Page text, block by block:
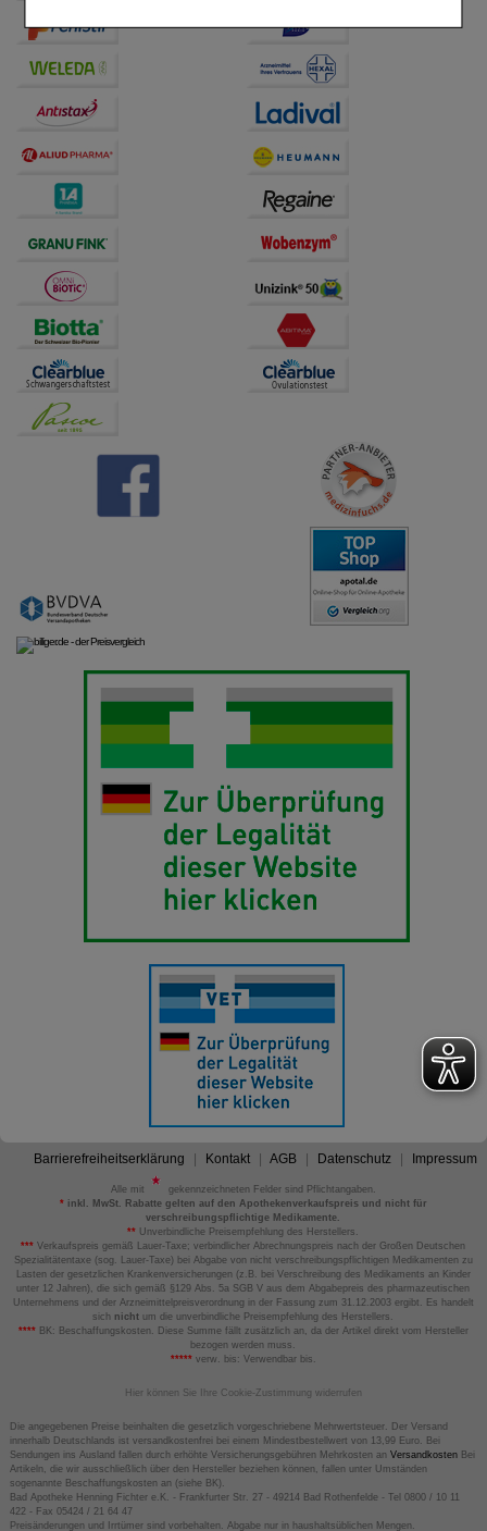
Einkaufserlebnis noch ansprechender zu gestalten,
Besuchers oder unsere Seite an bevorzugte
Verhaltensweisen (z.B. Spracheinstellung)
anzupassen. Komfort-Cookies ermöglichen es uns
auch auf Ihre Bedürfnisse zugeschrittene Inhalte
anzuzeigen und unser Partnerprogramm zu
betreiben.
Statistik & Tracking:
Hierüber lassen sich
unserer Website sammeln, mit deren Hilfe wir unsere
auf unserer Website aber auch die Werbung auf
Drittseiten möglichst relevant für Sie zu gestalten.
Bitte beachten Sie, dass Daten hierfür teilweise an
Dritte wie z.B. Google oder soziale Medien
übertragen werden.
Barrierefreiheitserklärung Kontakt AGB Datenschutz Impressum
Alle mit
gekennzeichneten Felder sind Pflichtangaben.
*inkl. MwSt. Rabatte gelten auf den Apothekenverkaufspreis und nicht für
verschreibungspflichtige Medikamente.
** Unverbindliche Preisempfehlung des Herstellers.
*** Verkaufspreis gemäß Lauer-Taxe; verbindlicher Abrechnungspreis nach der Großen Deutschen
Spezialitätentaxe (sog. Lauer-Taxe) bei Abgabe von nicht verschreibungspflichtigen Medikamenten zu
Lasten der gesetzlichen Krankenversicherungen (z.B. bei Verschreibung des Medikaments an Kinder
unter 12 Jahren), die sich gemäß §129 Abs. 5a SGB V aus dem Abgabepreis des pharmazeutischen
Unternehmens und der Arzneimittelpreisverordnung in der Fassung zum 31.12.2003 ergibt. Es handelt
sich nicht um die unverbindliche Preisempfehlung des Herstellers.
****BK: Beschaffungskosten. Diese Summe fällt zusätzlich an, da der Artikel direkt vom Hersteller
bezogen werden muss.
*****verw. bis: Verwendbar bis.
Hier können Sie Ihre Cookie-Zustimmung widerrufen
Die angegebenen Preise beinhalten die gesetzlich vorgeschriebene Mehrwertsteuer. Der Versand
innerhalb Deutschlands ist versandkostenfrei bei einem Mindestbestellwert von 13,99 Euro. Bei
Sendungen ins Ausland fallen durch erhöhte Versicherungsgebühren Mehrkosten an VersandkostenBei
Artikeln, die wir ausschließlich über den Hersteller beziehen können, fallen unter Umständen
sogenannte Beschaffungskosten an (siehe BK).
Bad Apotheke Henning Fichter e.K. - Frankfurter Str. 27 - 49214 Bad Rothenfelde - Tel 0800 / 10 11
422 - Fax 05424 / 21 64 47
Preisänderungen und Irrtümer sind vorbehalten. Abgabe nur in haushaltsüblichen Mengen.